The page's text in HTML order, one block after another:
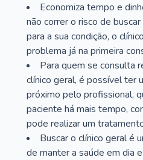
Economiza tempo e
não correr o risco de
para a sua condição, o
problema já na primeira
Para quem se consulta
clínico geral, é possível ter
próximo pelo profissional,
paciente há mais tempo,
pode realizar um
Buscar o clínico geral é
de manter a saúde em dia